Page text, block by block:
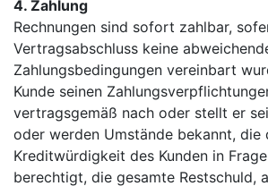
4. Zahlung
Rechnungen sind sofort zahlbar,
Vertragsabschluss keine
Zahlungsbedingungen vereinbart
Kunde seinen
vertragsgemäß nach oder stellt er
oder werden Umstände bekannt, die
Kreditwürdigkeit des Kunden in
berechtigt, die gesamte Restschuld,